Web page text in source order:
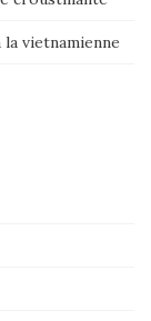
vietnamienne